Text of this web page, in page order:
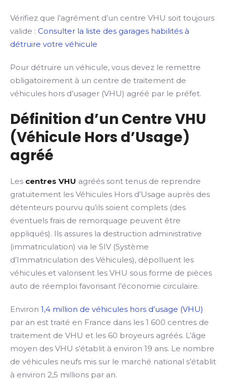
Vérifiez que l’agrément d’un centre VHU soit toujours
valide : Consulter la liste des garages habilités à
détruire votre véhicule
Pour détruire un véhicule, vous devez le remettre
obligatoirement à un centre de traitement de
véhicules hors d’usager (VHU) agréé par le préfet.
Définition d’un Centre VHU
(Véhicule Hors d’Usage)
agréé
Les centres VHU agréés sont tenus de reprendre
gratuitement les Véhicules Hors d’Usage auprès des
détenteurs pourvu qu’ils soient complets (des
éventuels frais de remorquage peuvent être
appliqués). Ils assures la destruction administrative
(immatriculation) via le SIV (Système
d’Immatriculation des Véhicules), dépolluent les
véhicules et valorisent les VHU sous forme de pièces
auto de réemploi favorisant l’économie circulaire.
Environ 1,4 million de véhicules hors d’usage (VHU)
par an est traité en France dans les 1 600 centres de
traitement de VHU et les 60 broyeurs agréés. L’âge
moyen des VHU s’établit à environ 19 ans. Le nombre
de véhicules neufs mis sur le marché national s’établit
à environ 2,5 millions par an.